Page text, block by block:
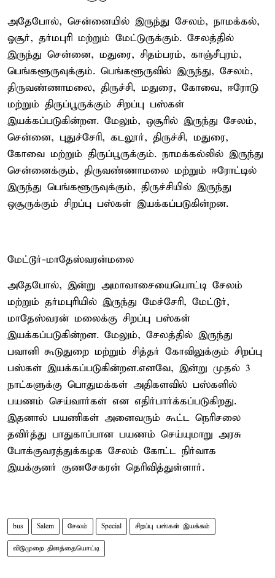
அதேபோல், சென்னையில் இருந்து சேலம், நாமக்கல்,
ஓசூர், தர்மபுரி மற்றும் மேட்டுருக்கும். சேலத்தில்
இருந்து சென்னை, மதுரை, சிதம்பரம், காஞ்சீபுரம்,
பெங்களூருவுக்கும். பெங்களூருவில் இருந்து, சேலம்,
திருவண்ணாமலை, திருச்சி, மதுரை, கோவை, ஈரோடு
மற்றும் திருப்பூருக்கும் சிறப்பு பஸ்கள்
இயக்கப்படுகின்றன. மேலும், ஒசூரில் இருந்து சேலம்,
சென்னை, புதுச்சேரி, கடலூர், திருச்சி, மதுரை,
கோவை மற்றும் திருப்பூருக்கும். நாமக்கல்லில் இருந்து
சென்னைக்கும், திருவண்ணாமலை மற்றும் ஈரோட்டில்
இருந்து பெங்களூருவுக்கும், திருச்சியில் இருந்து
ஒசூருக்கும் சிறப்பு பஸ்கள் இயக்கப்படுகின்றன.
மேட்டூர்-மாதேஸ்வரன்மலை
அதேபோல், இன்று அமாவாசையையொட்டி சேலம்
மற்றும் தர்மபுரியில் இருந்து மேச்சேரி, மேட்டூர்,
மாதேஸ்வரன் மலைக்கு சிறப்பு பஸ்கள்
இயக்கப்படுகின்றன. மேலும், சேலத்தில் இருந்து
பவானி கூடுதுறை மற்றும் சித்தர் கோவிலுக்கும் சிறப்பு
பஸ்கள் இயக்கப்படுகின்றன.எனவே, இன்று முதல் 3
நாட்களுக்கு பொதுமக்கள் அதிகளவில் பஸ்களில்
பயணம் செய்வார்கள் என எதிர்பார்க்கப்படுகிறது.
இதனால் பயணிகள் அனைவரும் கூட்ட நெரிசலை
தவிர்த்து பாதுகாப்பான பயணம் செய்யுமாறு அரசு
போக்குவரத்துக்கழக சேலம் கோட்ட நிர்வாக
இயக்குனர் குணசேகரன் தெரிவித்துள்ளார்.
bus Salem சேலம் Special சிறப்பு பஸ்கள் இயக்கம்
விடுமுறை தினத்தையொட்டி